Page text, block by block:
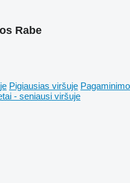
Rabe
Pigiausias viršuje Pagaminimo
- seniausi viršuje